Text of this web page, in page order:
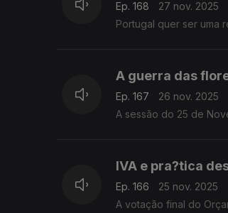
Ep. 168
27 nov. 2025
Portugal quer ser uma
A guerra das
Ep. 167
26 nov. 2025
A sessão do 25 de
IVA e pra?tica
Ep. 166
25 nov. 2025
A votação final do